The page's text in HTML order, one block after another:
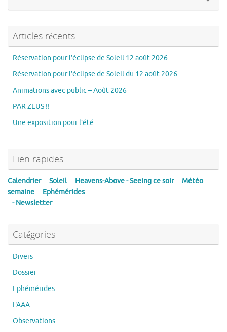
Articles récents
Réservation pour l’éclipse de Soleil 12 août 2026
Réservation pour l’éclipse de Soleil du 12 août 2026
Animations avec public – Août 2026
PAR ZEUS !!
Une exposition pour l’été
Lien rapides
Calendrier- Soleil - Heavens-Above- Seeing ce soir- Météo
semaine - Ephémérides
- Newsletter
Catégories
Divers
Dossier
Ephémérides
L'AAA
Observations